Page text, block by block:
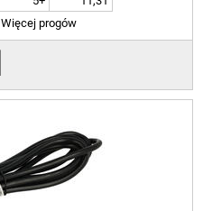
Więcej progów